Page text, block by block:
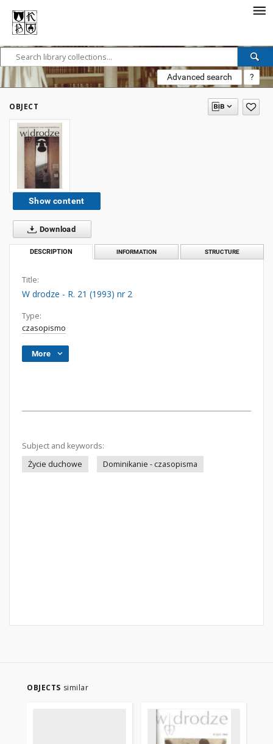
Advanced search ?
OBJECT
Show content
Download
DESCRIPTION INFORMATION STRUCTURE
Title:
W drodze - R. 21 (1993) nr 2
Type:
czasopismo
More
Subject and keywords:
Życie duchowe
Dominikanie - czasopisma
OBJECTS similar